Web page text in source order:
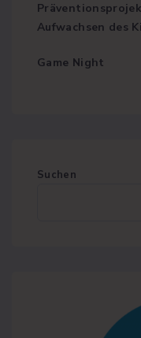
Aufwachsen des
Game Night
Suchen